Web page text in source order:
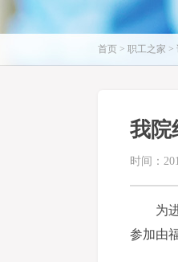
首页 > 职工之家 >
我院
时间：
为
参加由